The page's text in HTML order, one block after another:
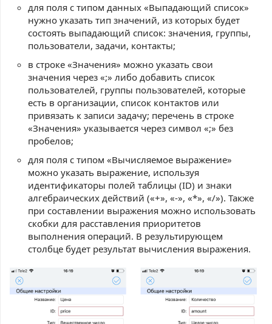
для поля с типом данных «Выпадающий список»
нужно указать тип значений, из которых будет
состоять выпадающий список: значения, группы,
пользователи, задачи, контакты;
в строке «Значения» можно указать свои
значения через «;» либо добавить список
пользователей, группы пользователей, которые
есть в организации, список контактов или
привязать к записи задачу; перечень в строке
«Значения» указывается через символ «;» без
пробелов;
для поля с типом «Вычисляемое выражение»
можно указать выражение, используя
идентификаторы полей таблицы (ID) и знаки
алгебраических действий («+», «-», «*», «/»). Также
при составлении выражения можно использовать
скобки для расставления приоритетов
выполнения операций. В результирующем
столбце будет результат вычисления выражения.